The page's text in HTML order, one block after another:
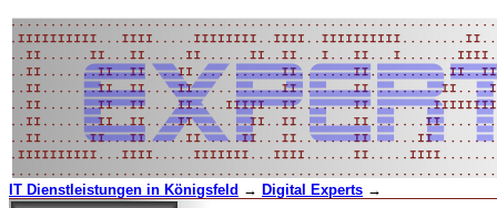
IT Dienstleistungen in Königsfeld → Digital Experts →